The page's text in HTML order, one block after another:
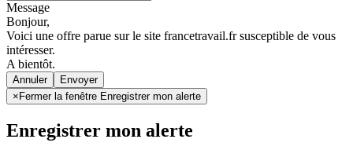
Message
Bonjour,
Voici une offre parue sur le site francetravail.fr susceptible de vous
intéresser.
A bientôt.
Annuler
× Fermer la fenêtre Enregistrer mon alerte
Enregistrer mon alerte